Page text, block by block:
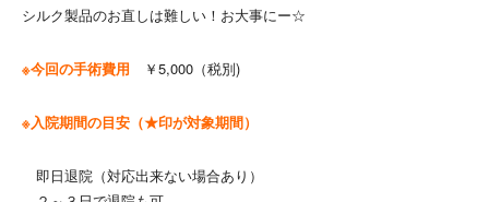
シルク製品のお直しは難しい！お大事にー☆
※今回の手術費用 ￥5,000（税別)
※入院期間の目安（★印が対象期間）
即日退院（対応出来ない場合あり）